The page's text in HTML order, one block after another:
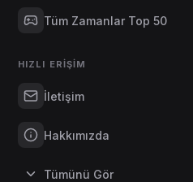
Tüm Zamanlar Top 50
HIZLI ERIŞIM
İletişim
Hakkımızda
Tümünü Gör